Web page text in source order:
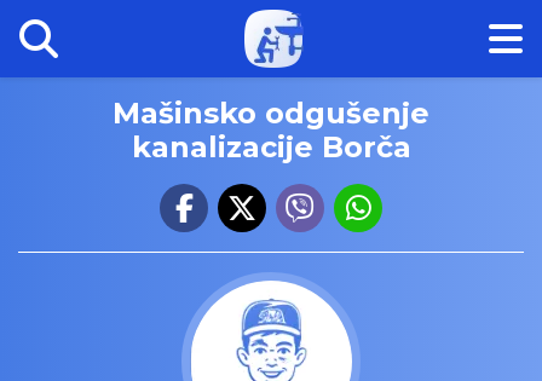
Mašinsko odgušenje
kanalizacije Borča